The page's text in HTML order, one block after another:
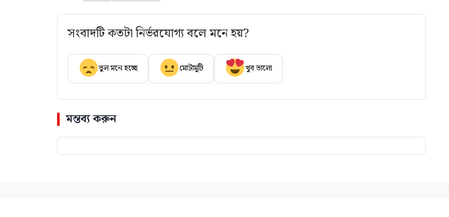
সংবাদটি কতটা নির্ভরযোগ্য বলে মনে হয়?
ভুল মনে হচ্ছে মোটামুটি খুব ভালো
মন্তব্য করুন